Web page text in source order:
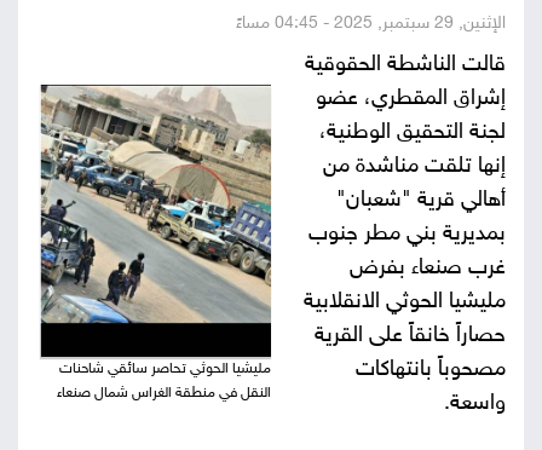
فيديوهات
صور
من
نحن
إتصل
الإثنين, 29 سبتمبر, 2025 - 04:45 مساءً
مليشيا الحوثي تحاصر سائقي شاحنات
النقل في منطقة الغراس شمال صنعاء
قالت الناشطة الحقوقية
إشراق المقطري، عضو
لجنة التحقيق الوطنية،
إنها تلقت مناشدة من
أهالي قرية "شعبان"
بمديرية بني مطر جنوب
غرب صنعاء بفرض
مليشيا الحوثي الانقلابية
حصاراً خانقاً على القرية
مصحوباً بانتهاكات
واسعة.